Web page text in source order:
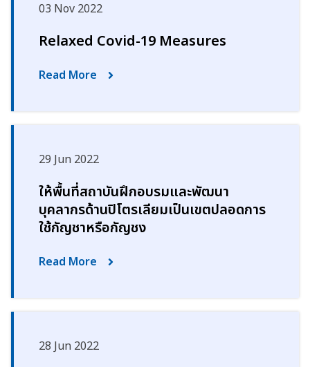
03 Nov 2022
Relaxed Covid-19 Measures
Read More
29 Jun 2022
ให้พื้นที่สถาบันฝึกอบรมและพัฒนา
บุคลากรด้านปิโตรเลียมเป็นเขตปลอดการ
ใช้กัญชาหรือกัญชง
Read More
28 Jun 2022